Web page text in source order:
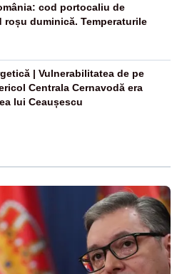
cod portocaliu de
roșu duminică. Temperaturile
| Vulnerabilitatea de pe
Centrala Cernavodă era
lui Ceaușescu